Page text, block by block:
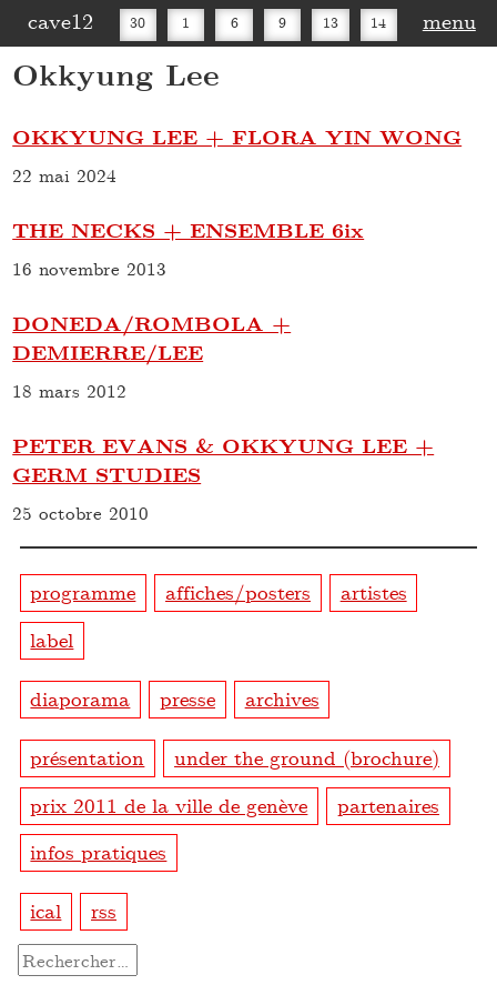
cave12 30 1 6 9 13 14
20
menu
Okkyung Lee
OKKYUNG LEE + FLORA YIN WONG
22 mai 2024
THE NECKS + ENSEMBLE 6ix
16 novembre 2013
DONEDA/ROMBOLA +
DEMIERRE/LEE
18 mars 2012
PETER EVANS & OKKYUNG LEE +
GERM STUDIES
25 octobre 2010
programme affiches/posters
artistes
label
diaporama presse archives
présentation
under the ground (brochure)
prix 2011 de la ville de genève
partenaires
infos pratiques
ical rss
Rechercher :